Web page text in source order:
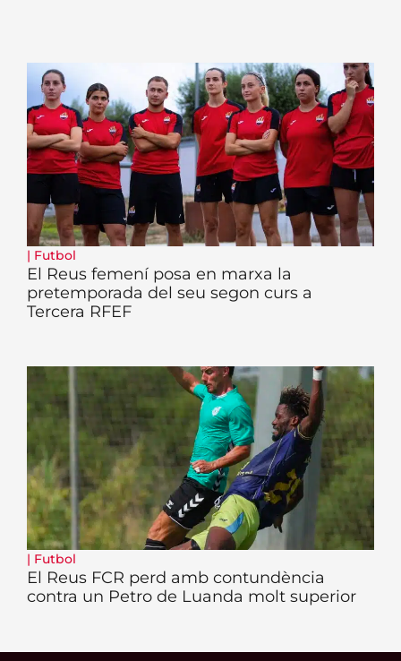
| Futbol
El Reus femení posa en marxa la
pretemporada del seu segon curs a
Tercera RFEF
| Futbol
El Reus FCR perd amb contundència
contra un Petro de Luanda molt superior